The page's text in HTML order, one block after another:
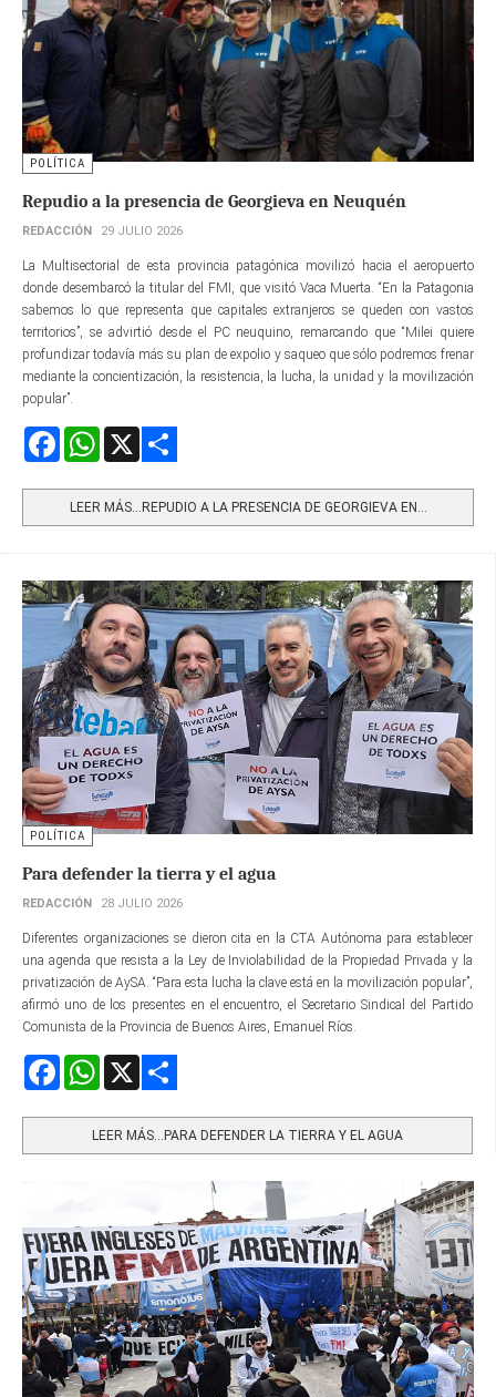
POLÍTICA
Repudio a la presencia de Georgieva en Neuquén
REDACCIÓN 29 JULIO 2026
La Multisectorial de esta provincia patagónica movilizó hacia el aeropuerto
donde desembarcó la titular del FMI, que visitó Vaca Muerta. “En la Patagonia
sabemos lo que representa que capitales extranjeros se queden con vastos
territorios”, se advirtió desde el PC neuquino, remarcando que “Milei quiere
profundizar todavía más su plan de expolio y saqueo que sólo podremos frenar
mediante la concientización, la resistencia, la lucha, la unidad y la movilización
popular”.
FacebookWhatsApp
LEER MÁS…REPUDIO A LA PRESENCIA DE GEORGIEVA EN...
POLÍTICA
Para defender la tierra y el agua
REDACCIÓN 28 JULIO 2026
Diferentes organizaciones se dieron cita en la CTA Autónoma para establecer
una agenda que resista a la Ley de Inviolabilidad de la Propiedad Privada y la
privatización de AySA. “Para esta lucha la clave está en la movilización popular”,
afirmó uno de los presentes en el encuentro, el Secretario Sindical del Partido
Comunista de la Provincia de Buenos Aires, Emanuel Ríos.
FacebookWhatsApp
LEER MÁS…PARA DEFENDER LA TIERRA Y EL AGUA